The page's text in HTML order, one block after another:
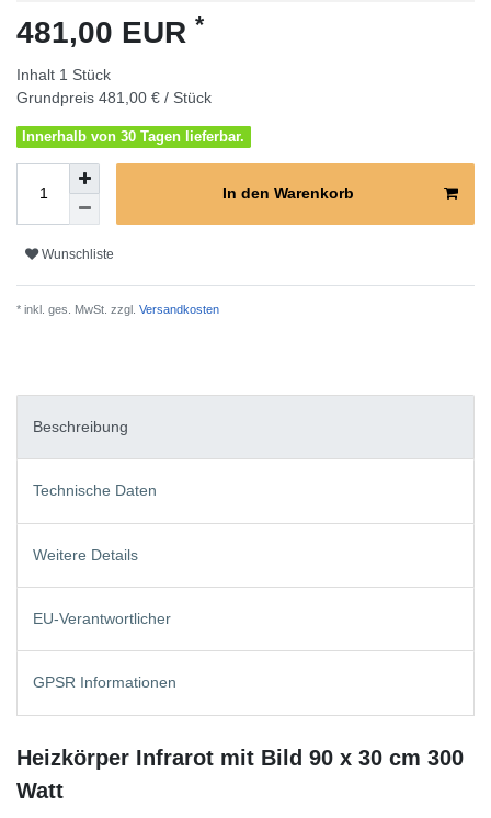
481,00 EUR *
Inhalt 1 Stück
Grundpreis 481,00 € / Stück
Innerhalb von 30 Tagen lieferbar.
In den Warenkorb
Wunschliste
* inkl. ges. MwSt. zzgl. Versandkosten
Beschreibung
Technische Daten
Weitere Details
EU-Verantwortlicher
GPSR Informationen
Heizkörper Infrarot mit Bild 90 x 30 cm 300
Watt